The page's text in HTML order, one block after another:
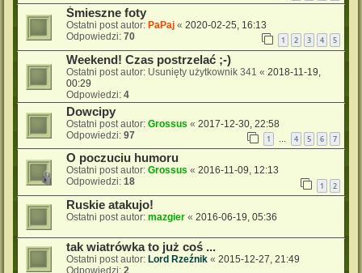
Śmieszne foty
Ostatni post autor: PaPaj « 2020-02-25, 16:13
Odpowiedzi: 70 1 2 3 4 5
Weekend! Czas postrzelać ;-)
Ostatni post autor: Usunięty użytkownik 341 « 2018-11-19,
00:29
Odpowiedzi: 4
Dowcipy
Ostatni post autor: Grossus « 2017-12-30, 22:58
Odpowiedzi: 97 1 … 4 5 6 7
O poczuciu humoru
Ostatni post autor: Grossus « 2016-11-09, 12:13
Odpowiedzi: 18 1 2
Ruskie atakujo!
Ostatni post autor: mazgier « 2016-06-19, 05:36
tak wiatrówka to już coś ...
Ostatni post autor: Lord Rzeźnik « 2015-12-27, 21:49
Odpowiedzi: 2